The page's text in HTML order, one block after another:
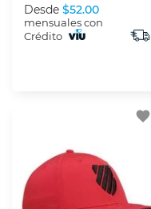
Desde $52.00
mensuales con
Crédito
favorite